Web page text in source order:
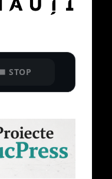
STOP